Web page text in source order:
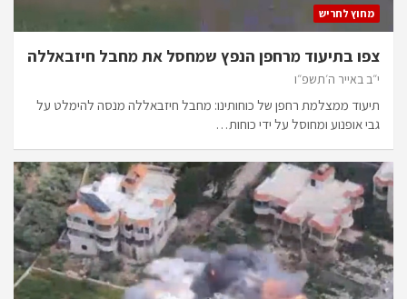
מחוץ לחריש
צפו בתיעוד מרחפן הנפץ שמחסל את מחבל חיזבאללה
י״ב באייר ה׳תשפ״ו
תיעוד ממצלמת רחפן של כוחותינו: מחבל חיזבאללה מנסה להימלט על
גבי אופנוע ומחוסל על ידי כוחות…